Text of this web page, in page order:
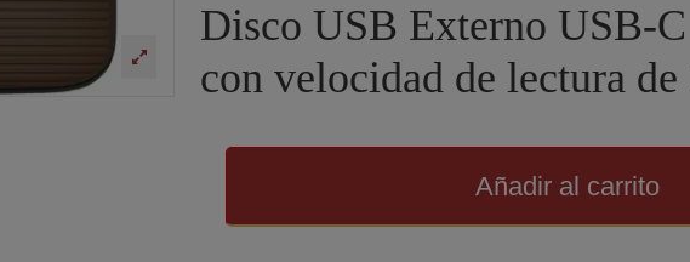
Disco USB Externo USB-
con velocidad de lectura
Añadir al carrito